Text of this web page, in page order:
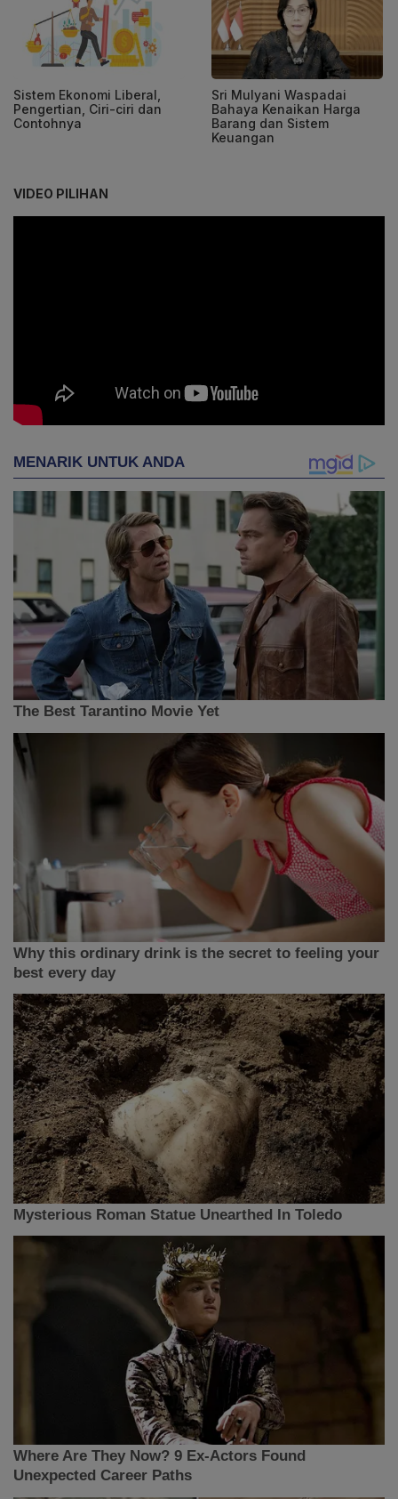
Sistem Ekonomi Liberal,
Pengertian, Ciri-ciri dan
Contohnya
Sri Mulyani Waspadai
Bahaya Kenaikan Harga
Barang dan Sistem
Keuangan
VIDEO PILIHAN